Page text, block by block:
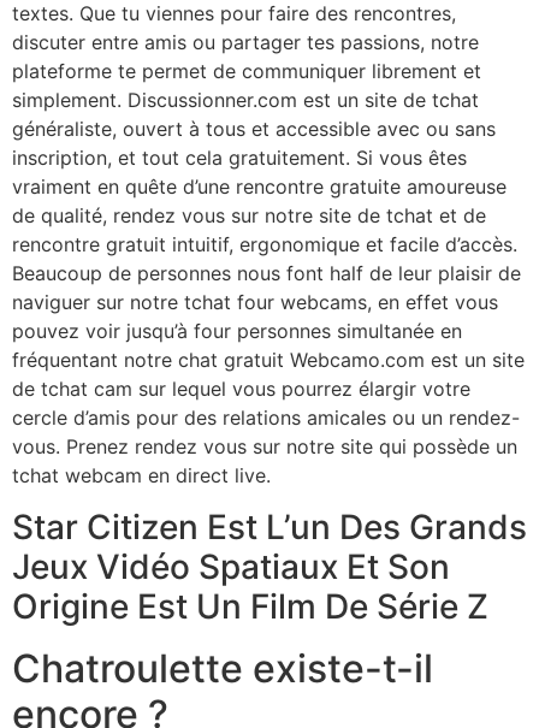
textes. Que tu viennes pour faire des rencontres,
discuter entre amis ou partager tes passions, notre
plateforme te permet de communiquer librement et
simplement. Discussionner.com est un site de tchat
généraliste, ouvert à tous et accessible avec ou sans
inscription, et tout cela gratuitement. Si vous êtes
vraiment en quête d’une rencontre gratuite amoureuse
de qualité, rendez vous sur notre site de tchat et de
rencontre gratuit intuitif, ergonomique et facile d’accès.
Beaucoup de personnes nous font half de leur plaisir de
naviguer sur notre tchat four webcams, en effet vous
pouvez voir jusqu’à four personnes simultanée en
fréquentant notre chat gratuit Webcamo.com est un site
de tchat cam sur lequel vous pourrez élargir votre
cercle d’amis pour des relations amicales ou un rendez-
vous. Prenez rendez vous sur notre site qui possède un
tchat webcam en direct live.
Star Citizen Est L’un Des Grands
Jeux Vidéo Spatiaux Et Son
Origine Est Un Film De Série Z
Chatroulette existe-t-il
encore ?